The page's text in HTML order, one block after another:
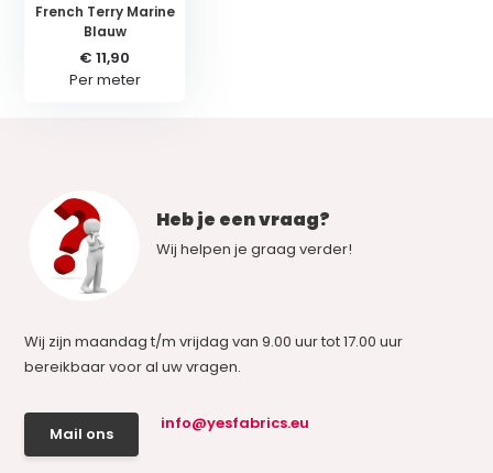
French Terry Marine
Blauw
€ 11,90
Per meter
Heb je een vraag?
Wij helpen je graag verder!
Wij zijn maandag t/m vrijdag van 9.00 uur tot 17.00 uur
bereikbaar voor al uw vragen.
Mail ons
info@yesfabrics.eu